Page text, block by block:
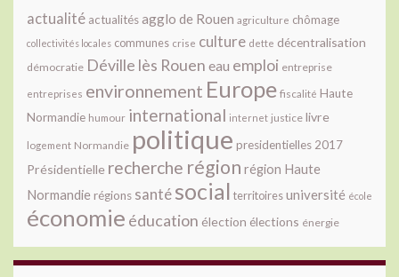
actualité actualitésagglo de Rouen agriculture chômage
collectivités locales communes crise culture dette décentralisation
démocratie Déville lès Rouen eau emploi entreprise
entreprises environnement Europe fiscalité Haute
Normandie humour international internet justice livre
logement Normandie politique presidentielles 2017
Présidentielle recherche région région Haute
Normandie régions santésocial territoiresuniversité école
économie éducation élection élections énergie